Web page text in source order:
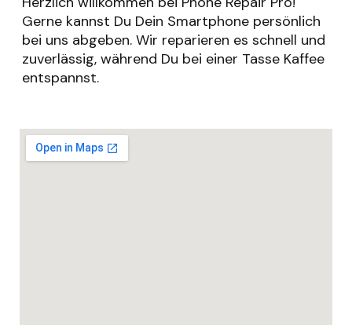
Gerne kannst Du Dein Smartphone persönlich
bei uns abgeben. Wir reparieren es schnell und
zuverlässig, während Du bei einer Tasse Kaffee
entspannst.